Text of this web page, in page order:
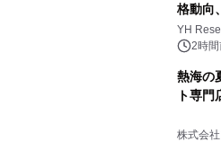
格動向
YH
2時間
熱海の
ト専
株式会